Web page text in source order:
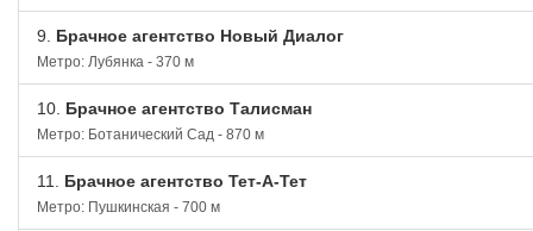
9. Брачное агентство Новый Диалог
Метро: Лубянка - 370 м
10. Брачное агентство Талисман
Метро: Ботанический Сад - 870 м
11. Брачное агентство Тет-А-Тет
Метро: Пушкинская - 700 м